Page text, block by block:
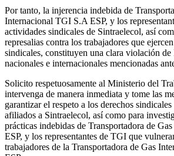
Por tanto, la injerencia indebida de
Internacional TGI S.A ESP, y los
actividades sindicales de Sintraelecol, así
represalias contra los trabajadores que
sindicales, constituyen una clara violación de
nacionales e internacionales mencionadas
Solicito respetuosamente al Ministerio del
intervenga de manera inmediata y tome las
garantizar el respeto a los derechos
afiliados a Sintraelecol, así como para
prácticas indebidas de Transportadora de
ESP, y los representantes de TGI que
trabajadores de la Transportadora de Gas